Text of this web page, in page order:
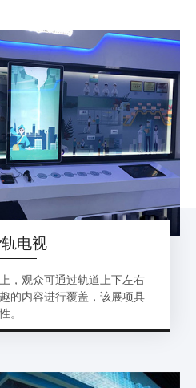
电视
，观众可通过轨道上下左右
的内容进行覆盖，该展项具
。